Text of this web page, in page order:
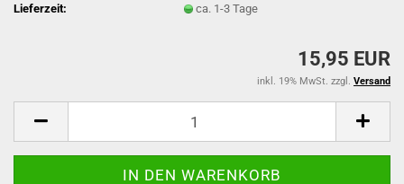
Lieferzeit:
ca. 1-3 Tage
15,95 EUR
inkl. 19% MwSt. zzgl. Versand